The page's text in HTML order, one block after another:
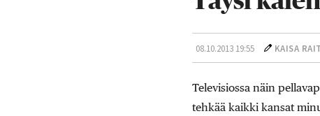
08.10.2013 19:55 KAISA
Televisiossa näin
tehkää kaikki kansat